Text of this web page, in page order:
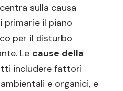
sulla causa
primarie il piano
per il disturbo
Le cause della
includere fattori
e organici, e